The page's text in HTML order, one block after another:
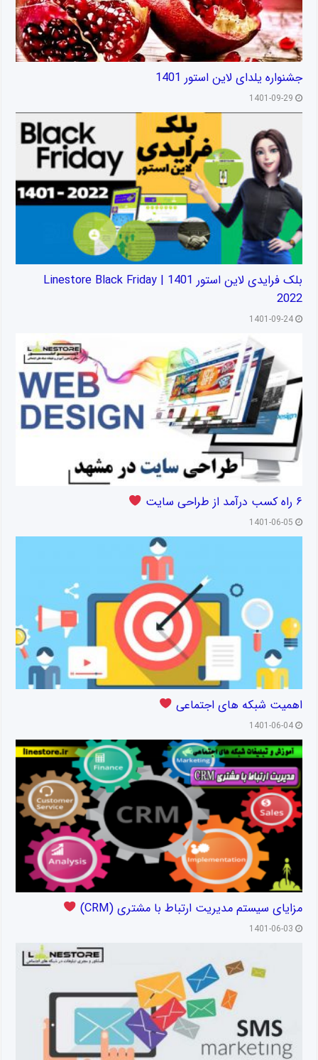
جشنواره یلدای لاین استور 1401
1401-09-29
بلک فرایدی لاین استور 1401 | Linestore Black Friday
2022
1401-09-24
۶ راه کسب درآمد از طراحی سایت
1401-06-05
اهمیت شبکه های اجتماعی
1401-06-04
مزایای سیستم مدیریت ارتباط با مشتری (CRM)
1401-06-03